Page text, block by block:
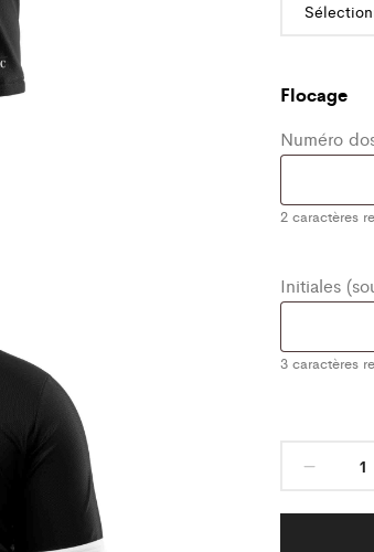
Flocage
Numéro
2caractères
Initiales
3caractères
Maillot
Noir/